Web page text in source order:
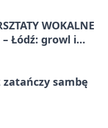
WOKALNE
Łódź: growl i
zatańczy sambę